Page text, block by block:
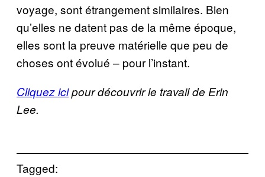
voyage, sont étrangement similaires. Bien
qu’elles ne datent pas de la même époque,
elles sont la preuve matérielle que peu de
choses ont évolué – pour l’instant.
Cliquez icipour découvrir le travail de Erin
Lee.
Tagged: